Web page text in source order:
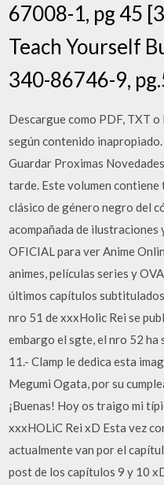
67008-1, pg 45
Teach Yourself
340-86746-9,
Descargue como PDF, TXT
según contenido
Guardar Proximas
tarde. Este volumen
clásico de género negro del
acompañada de
OFICIAL para ver Anime
animes, películas series y
últimos capítulos
nro 51 de xxxHolic Rei se
embargo el sgte, el nro 52 ha
11.- Clamp le dedica esta
Megumi Ogata, por su
¡Buenas! Hoy os traigo mi
xxxHOLiC Rei xD Esta vez
actualmente van por el
post de los capítulos 9 y 10